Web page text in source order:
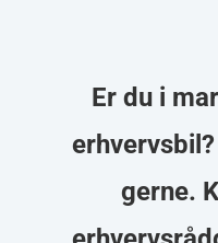
Er du i
gerne.